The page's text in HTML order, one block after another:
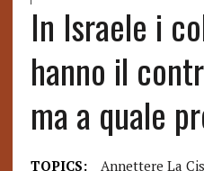
In Israele i
hanno il
ma a quale
TOPICS:
Annettere La